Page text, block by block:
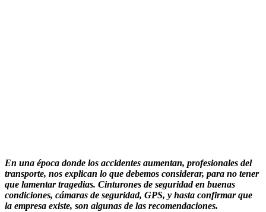
En una época donde los accidentes aumentan, profesionales del
transporte, nos explican lo que debemos considerar, para no tener
que lamentar tragedias. Cinturones de seguridad en buenas
condiciones, cámaras de seguridad, GPS, y hasta confirmar que
la empresa existe, son algunas de las recomendaciones.